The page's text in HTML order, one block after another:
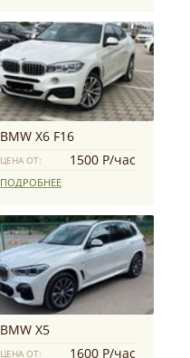
BMW X6 F16
ЦЕНА ОТ: 1500 Р/час
ПОДРОБНЕЕ
BMW X5
ЦЕНА ОТ: 1600 Р/час